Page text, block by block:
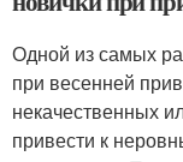
Одной из самых
при весенней
некачественных
привести к